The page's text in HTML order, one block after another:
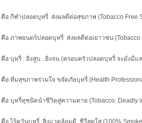
คือ กีฬาปลอดบุหรี่ ส่งผลดีต่อสุขภาพ (Tobacco Free
คือ ภาพยนตร์ปลอดบุหรี่ ส่งผลดีต่อเยาวชน (Tobacco
คือ บุหรี่ : ยิ่งสูบ...ยิ่งจน (ครอบครัวปลอดบุหรี่ จะมั่งมีแ
คือ ทีมสุขภาพร่วมใจ ขจัดภัยบุหรี่ (Health
คือ บุหรี่ทุชนิดนำชีวิตสู่ความตาย (Tobacco: Deadly
คือ ไร้ควันบุหรี่ สิ่งแวดล้อมดี ชีวีสดใส (100%